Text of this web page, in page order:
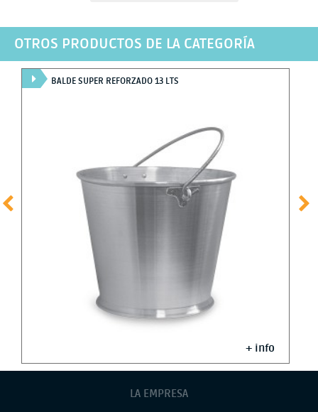
OTROS PRODUCTOS DE LA CATEGORÍA
BALDE SUPER REFORZADO 13 LTS
+ info
LA EMPRESA